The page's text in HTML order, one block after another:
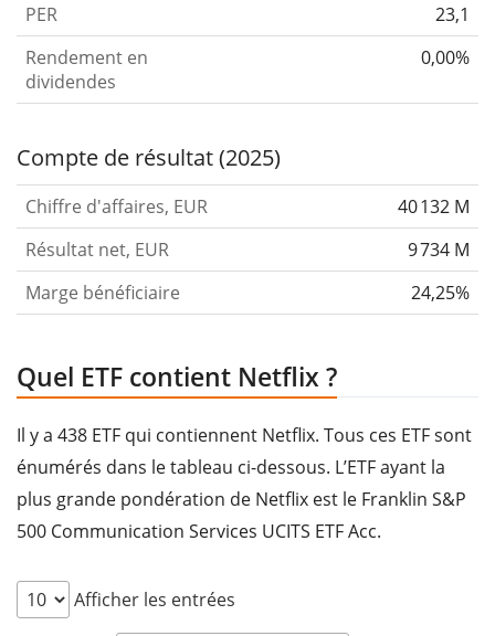
PER
23,1
Rendement en
dividendes
0,00%
Compte de résultat (2025)
Chiffre d'affaires, EUR
40 132 M
Résultat net, EUR
9 734 M
Marge bénéficiaire
24,25%
Quel ETF contient Netflix ?
Il y a 438 ETF qui contiennent Netflix. Tous ces ETF sont
énumérés dans le tableau ci-dessous. L’ETF ayant la
plus grande pondération de Netflix est le Franklin S&P
500 Communication Services UCITS ETF Acc.
Afficher les entrées